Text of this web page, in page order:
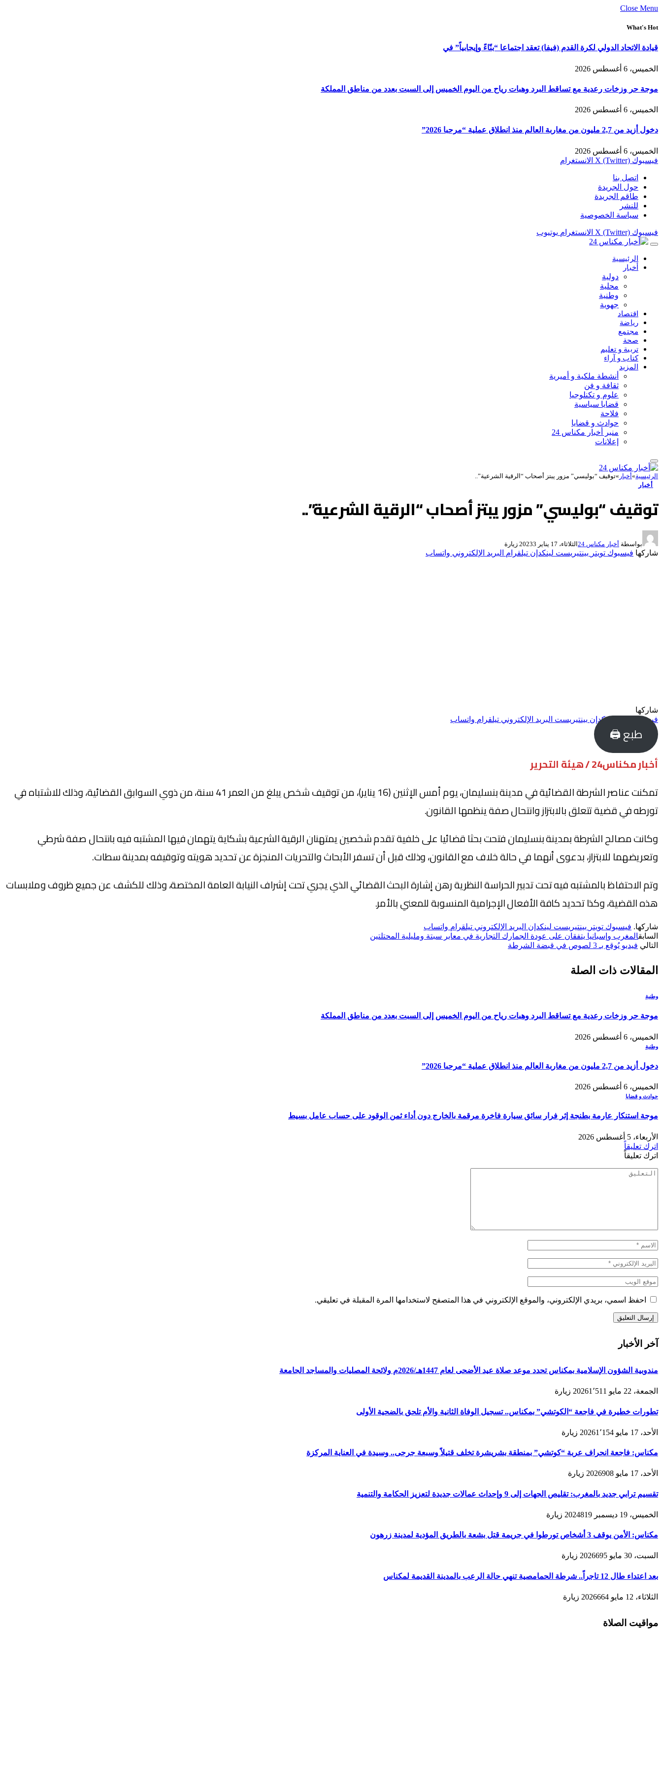
Close Menu
What's Hot
قيادة الاتحاد الدولي لكرة القدم (فيفا) تعقد اجتماعا “بنّاءً وإيجابياً” في
الخميس، 6 أغسطس 2026
موجة حر وزخات رعدية مع تساقط البرد وهبات رياح من اليوم الخميس إلى السبت بعدد من مناطق المملكة
الخميس، 6 أغسطس 2026
دخول أزيد من 2,7 مليون من مغاربة العالم منذ انطلاق عملية “مرحبا 2026”
الخميس، 6 أغسطس 2026
فيسبوك X (Twitter) الانستغرام
اتصل بنا
حول الجريدة
طاقم الجريدة
للنشر
سياسة الخصوصية
فيسبوك X (Twitter) الانستغرام يوتيوب
الرئيسية
أخبار
دولية
محلية
وطنية
جهوية
اقتصاد
رياضة
مجتمع
صحة
تربية و تعليم
كتاب و آراء
المزيد
أنشطة ملكية و أميرية
ثقافة و فن
علوم و تكنلوجيا
قضايا سياسية
فلاحة
حوادث و قضايا
منبر أخبار مكناس 24
إعلانات
الرئيسية»أخبار »توقيف “بوليسي” مزور يبتز أصحاب “الرقية الشرعية”..
أخبار
توقيف “بوليسي” مزور يبتز أصحاب “الرقية الشرعية”..
بواسطة أخبار مكناس 24 الثلاثاء، 17 يناير 2023 3 زيارة
شاركها فيسبوك تويتر بينتيريست لينكدإن تيلقرام البريد الإلكتروني واتساب
شاركها
فيسبوك
لينكدإن بينتيريست البريد الإلكتروني تيلقرام واتساب
طبع 🖨
أخبار مكناس24 / هيئة التحرير
تمكنت عناصر الشرطة القضائية في مدينة بنسليمان، يوم أمس الإثنين (16 يناير)، من توقيف شخص يبلغ من العمر 41 سنة، من ذوي السوابق القضائية، وذلك للاشتباه في
تورطه في قضية تتعلق بالابتزاز وانتحال صفة ينظمها القانون.
وكانت مصالح الشرطة بمدينة بنسليمان فتحت بحثا قضائيا على خلفية تقدم شخصين يمتهنان الرقية الشرعية بشكاية يتهمان فيها المشتبه فيه بانتحال صفة شرطي
وتعريضهما للابتزاز، بدعوى أنهما في حالة خلاف مع القانون، وذلك قبل أن تسفر الأبحاث والتحريات المنجزة عن تحديد هويته وتوقيفه بمدينة سطات.
وتم الاحتفاظ بالمشتبه فيه تحت تدبير الحراسة النظرية رهن إشارة البحث القضائي الذي يجري تحت إشراف النيابة العامة المختصة، وذلك للكشف عن جميع ظروف وملابسات
هذه القضية، وكذا تحديد كافة الأفعال الإجرامية المنسوبة للمعني بالأمر.
شاركها. فيسبوك تويتر بينتيريست لينكدإن البريد الإلكتروني تيلقرام واتساب
السابقالمغرب وإسبانيا يتفقان على عودة الجمارك التجارية في معابر سبتة ومليلية المحتلتين
التالي فيديو يُوقع بـ 3 لصوص في قبضة الشرطة
المقالات ذات الصلة
وطنية
موجة حر وزخات رعدية مع تساقط البرد وهبات رياح من اليوم الخميس إلى السبت بعدد من مناطق المملكة
الخميس، 6 أغسطس 2026
وطنية
دخول أزيد من 2,7 مليون من مغاربة العالم منذ انطلاق عملية “مرحبا 2026”
الخميس، 6 أغسطس 2026
حوادث و قضايا
موجة استنكار عارمة بطنجة إثر فرار سائق سيارة فاخرة مرقمة بالخارج دون أداء ثمن الوقود على حساب عامل بسيط
الأربعاء، 5 أغسطس 2026
اترك تعليقاً
اترك تعليقاً
احفظ اسمي، بريدي الإلكتروني، والموقع الإلكتروني في هذا المتصفح لاستخدامها المرة المقبلة في تعليقي.
آخر الأخبار
مندوبية الشؤون الإسلامية بمكناس تحدد موعد صلاة عيد الأضحى لعام 1447هـ/2026م ولائحة المصليات والمساجد الجامعة
الجمعة، 22 مايو 2026 1٬511 زيارة
تطورات خطيرة في فاجعة “الكوتشي” بمكناس.. تسجيل الوفاة الثانية والأم تلحق بالضحية الأولى
الأحد، 17 مايو 2026 1٬154 زيارة
مكناس: فاجعة انحراف عربة “كوتشي” بمنطقة بشريشرة تخلف قتيلاً وسبعة جرحى.. وسيدة في العناية المركزة
الأحد، 17 مايو 2026 908 زيارة
تقسيم ترابي جديد بالمغرب: تقليص الجهات إلى 9 وإحداث عمالات جديدة لتعزيز الحكامة والتنمية
الخميس، 19 ديسمبر 2024 819 زيارة
مكناس: الأمن يوقف 3 أشخاص تورطوا في جريمة قتل بشعة بالطريق المؤدية لمدينة زرهون
السبت، 30 مايو 2026 695 زيارة
بعد اعتداء طال 12 تاجراً.. شرطة الحمامصية تنهي حالة الرعب بالمدينة القديمة لمكناس
الثلاثاء، 12 مايو 2026 664 زيارة
مواقيت الصلاة